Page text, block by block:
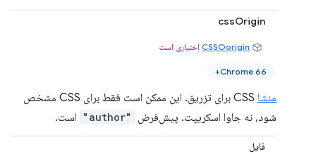
cssOrigin
CSSOorigin اختیاری است
Chrome 66+
منشا
CSS برای تزریق. این ممکن است فقط برای CSS مشخص
شود، نه جاوا اسکریپت. پیش‌فرض
"author" است.
فایل